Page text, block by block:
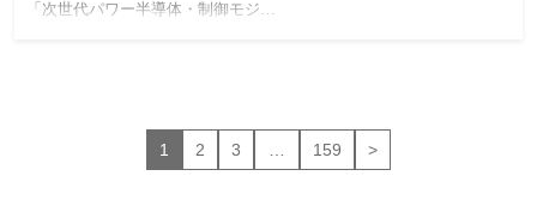
「次世代パワー半導体・制御モジ…
1 2 3 159 >